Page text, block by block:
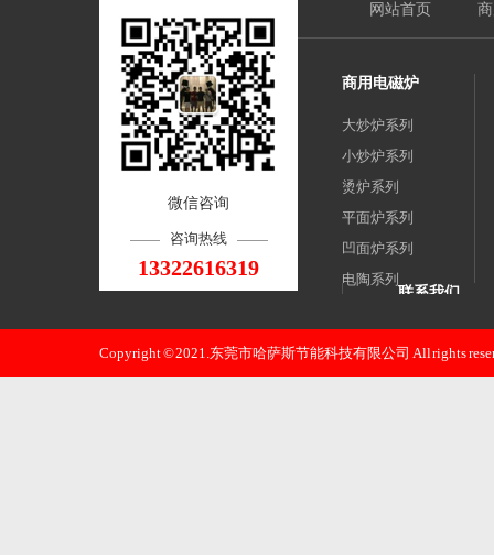
微信咨询
咨询热线
13322616319
网站首页
商用电磁炉
大炒炉系列
小炒炉系列
烫炉系列
平面炉系列
凹面炉系列
电陶系列
联系我们
东莞市哈萨斯
邮 箱：
Copyright © 2021.东莞市哈萨斯节能科技有限公司 All rights